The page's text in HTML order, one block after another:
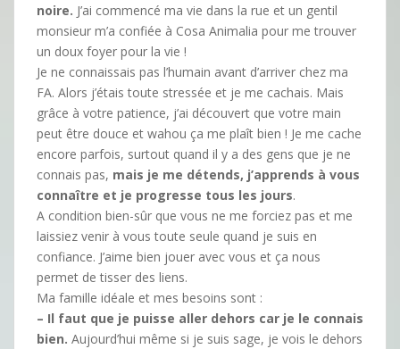
noire. J’ai commencé ma vie dans la rue et un gentil
monsieur m’a confiée à Cosa Animalia pour me trouver
un doux foyer pour la vie !
Je ne connaissais pas l’humain avant d’arriver chez ma
FA. Alors j’étais toute stressée et je me cachais. Mais
grâce à votre patience, j’ai découvert que votre main
peut être douce et wahou ça me plaît bien ! Je me cache
encore parfois, surtout quand il y a des gens que je ne
connais pas, mais je me détends, j’apprends à vous
connaître et je progresse tous les jours.
A condition bien-sûr que vous ne me forciez pas et me
laissiez venir à vous toute seule quand je suis en
confiance. J’aime bien jouer avec vous et ça nous
permet de tisser des liens.
Ma famille idéale et mes besoins sont :
– Il faut que je puisse aller dehors car je le connais
bien. Aujourd’hui même si je suis sage, je vois le dehors